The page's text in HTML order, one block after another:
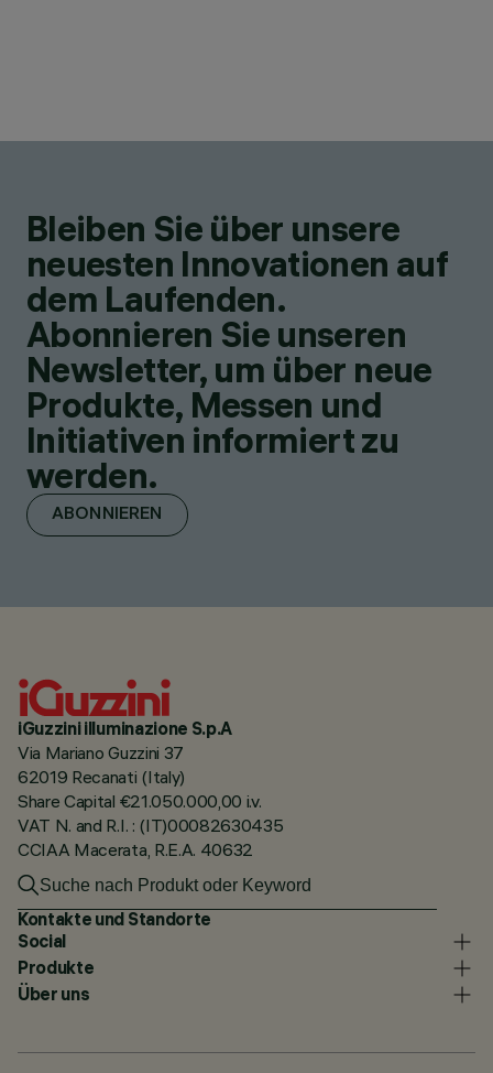
Bleiben Sie über unsere
neuesten Innovationen auf
dem Laufenden.
Abonnieren Sie unseren
Newsletter, um über neue
Produkte, Messen und
Initiativen informiert zu
werden.
ABONNIEREN
iGuzzini illuminazione S.p.A
Via Mariano Guzzini 37
62019 Recanati (Italy)
Share Capital €21.050.000,00 i.v.
VAT N. and R.I. : (IT)00082630435
CCIAA Macerata, R.E.A. 40632
Kontakte und Standorte
Social
Produkte
Über uns